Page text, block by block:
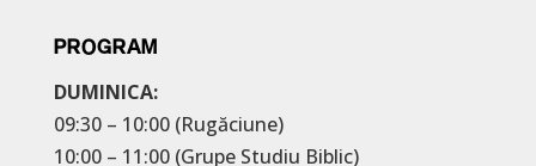
PROGRAM
DUMINICA:
09:30 – 10:00 (Rugăciune)
10:00 – 11:00 (Grupe Studiu Biblic)